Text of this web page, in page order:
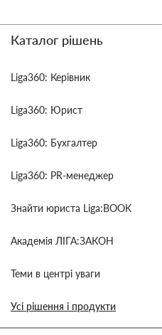
Каталог рішень
Liga360: Керівник
Liga360: Юрист
Liga360: Бухгалтер
Liga360: PR-менеджер
Знайти юриста Liga:BOOK
Академія ЛІГА:ЗАКОН
Теми в центрі уваги
Усі рішення і продукти